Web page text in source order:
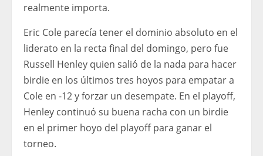
realmente importa.
Eric Cole parecía tener el dominio absoluto en el
liderato en la recta final del domingo, pero fue
Russell Henley quien salió de la nada para hacer
birdie en los últimos tres hoyos para empatar a
Cole en -12 y forzar un desempate. En el playoff,
Henley continuó su buena racha con un birdie
en el primer hoyo del playoff para ganar el
torneo.